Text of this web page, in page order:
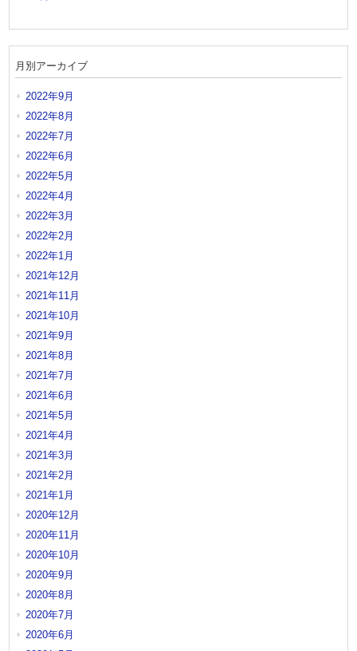
月別アーカイブ
2022年9月
2022年8月
2022年7月
2022年6月
2022年5月
2022年4月
2022年3月
2022年2月
2022年1月
2021年12月
2021年11月
2021年10月
2021年9月
2021年8月
2021年7月
2021年6月
2021年5月
2021年4月
2021年3月
2021年2月
2021年1月
2020年12月
2020年11月
2020年10月
2020年9月
2020年8月
2020年7月
2020年6月